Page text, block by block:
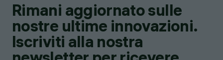
Rimani aggiornato sulle
nostre ultime innovazioni.
Iscriviti alla nostra